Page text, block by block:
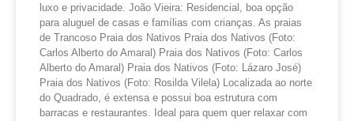
luxo e privacidade. João Vieira: Residencial, boa opção
para aluguel de casas e famílias com crianças. As praias
de Trancoso Praia dos Nativos Praia dos Nativos (Foto:
Carlos Alberto do Amaral) Praia dos Nativos (Foto: Carlos
Alberto do Amaral) Praia dos Nativos (Foto: Lázaro José)
Praia dos Nativos (Foto: Rosilda Vilela) Localizada ao norte
do Quadrado, é extensa e possui boa estrutura com
barracas e restaurantes. Ideal para quem quer relaxar com